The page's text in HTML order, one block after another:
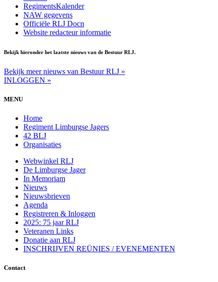
RegimentsKalender
NAW gegevens
Officiële RLJ Docn
Website redacteur informatie
Bekijk hieronder het laatste nieuws van de Bestuur RLJ.
Bekijk meer nieuws van Bestuur RLJ »
INLOGGEN »
MENU
Home
Regiment Limburgse Jagers
42 BLJ
Organisaties
Webwinkel RLJ
De Limburgse Jager
In Memoriam
Nieuws
Nieuwsbrieven
Agenda
Registreren & Inloggen
2025: 75 jaar RLJ
Veteranen Links
Donatie aan RLJ
INSCHRIJVEN REÜNIES / EVENEMENTEN
Contact